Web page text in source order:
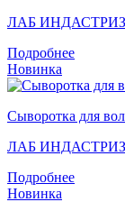
ЛАБ ИНДАСТРИЗ
Подробнее
Новинка
Сыворотка для
ЛАБ ИНДАСТРИЗ
Подробнее
Новинка